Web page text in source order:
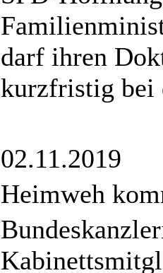
darf ihren
kurzfristig bei
02.11.2019
Heimweh